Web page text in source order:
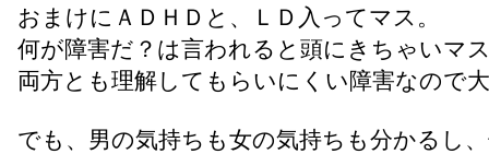
おまけにＡＤＨＤと、ＬＤ入ってマス。
何が障害だ？は言われると頭にきちゃいマ
両方とも理解してもらいにくい障害なので
でも、男の気持ちも女の気持ちも分かるし